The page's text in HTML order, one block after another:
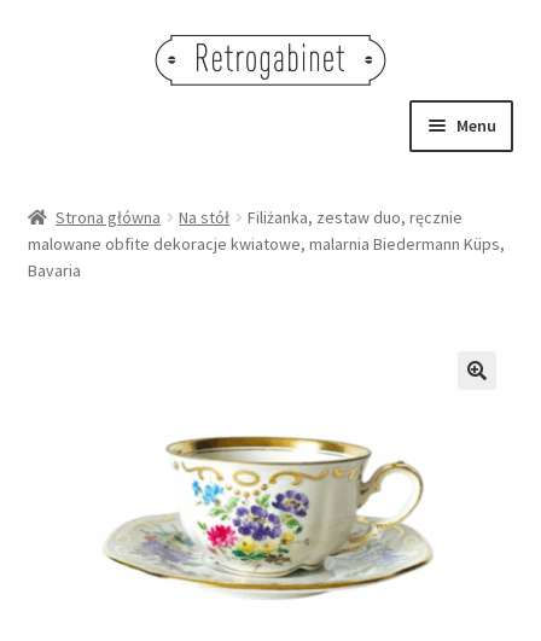
Menu
OBRAZY
Strona główna Na stół
Filiżanka, zestaw duo, ręcznie
malowane obfite dekoracje kwiatowe, malarnia Biedermann Küps,
Bavaria